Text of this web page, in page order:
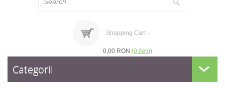
Shopping Cart -
0,00 RON (0 item)
Categorii